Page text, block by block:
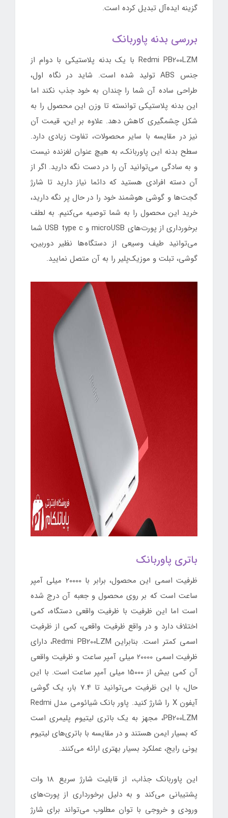
گزینه ایده‌آل تبدیل کرده است.
بررسی بدنه پاوربانک
Redmi PB200LZM با یک بدنه پلاستیکی با دوام از
جنس ABS تولید شده است. شاید در نگاه اول،
طراحی ساده آن شما را چندان به خود جذب نکند اما
این بدنه پلاستیکی توانسته تا وزن این محصول را به
شکل چشمگیری کاهش دهد. علاوه بر این، قیمت آن
نیز در مقایسه با سایر محصولات، تفاوت زیادی دارد.
سطح بدنه این پاوربانک، به هیچ عنوان لغزنده نیست
و به سادگی می‌توانید آن را در دست نگه دارید. اگر از
آن دسته افرادی هستید که دائما نیاز دارید تا شارژ
گجت‌ها و گوشی هوشمند خود را در حال پر نگه دارید،
خرید این محصول را به شما توصیه می‎‌کنیم. به لطف
برخورداری از پورت‌های microUSB و USB type c شما
می‌توانید طیف وسیعی از دستگاه‌ها نظیر دوربین،
گوشی، تبلت و موزیک‌پلیر را به آن متصل نمایید.
باتری پاوربانک
ظرفیت اسمی این محصول، برابر با 20000 میلی آمپر
ساعت است که بر روی محصول و جعبه آن درج شده
است اما این ظرفیت با ظرفیت واقعی دستگاه، کمی
اختلاف دارد و در واقع ظرفیت واقعی، کمی از ظرفیت
اسمی کمتر است. بنابراین Redmi PB200LZM، دارای
ظرفیت اسمی 20000 میلی آمپر ساعت و ظرفیت واقعی
آن کمی بیش از 15000 میلی آمپر ساعت است. با این
حال، با این ظرفیت می‌توانید تا 7.4 بار، یک گوشی
آیفون X را شارژ کنید. پاور بانک شیائومی مدل Redmi
PB200LZM، مجهز به یک باتری لیتیوم پلیمری است
که بسیار ایمن هستند و در مقایسه با باتری‌های لیتیوم
یونی رایج، عملکرد بسیار بهتری ارائه می‌کنند.
این پاوربانک جذاب، از قابلیت شارژ سریع 18 وات
پشتیبانی می‌کند و به دلیل برخورداری از پورت‌های
ورودی و خروجی با توان مطلوب می‌تواند برای شارژ